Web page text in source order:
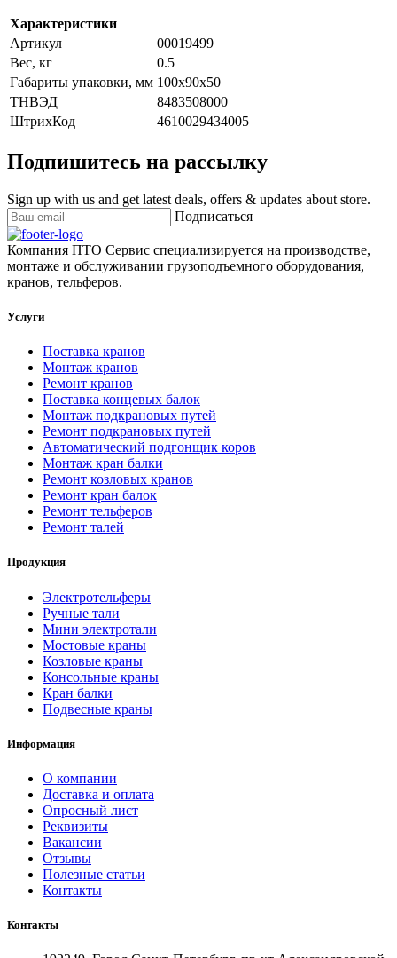
Характеристики
Артикул
00019499
Вес, кг
0.5
Габариты упаковки, мм 100х90х50
ТНВЭД
8483508000
ШтрихКод
4610029434005
Подпишитесь на рассылку
Sign up with us and get latest deals, offers & updates about store.
Подписаться
Компания ПТО Сервис специализируется на производстве,
монтаже и обслуживании грузоподъемного оборудования,
кранов, тельферов.
Услуги
Поставка кранов
Монтаж кранов
Ремонт кранов
Поставка концевых балок
Монтаж подкрановых путей
Ремонт подкрановых путей
Автоматический подгонщик коров
Монтаж кран балки
Ремонт козловых кранов
Ремонт кран балок
Ремонт тельферов
Ремонт талей
Продукция
Электротельферы
Ручные тали
Мини электротали
Мостовые краны
Козловые краны
Консольные краны
Кран балки
Подвесные краны
Информация
О компании
Доставка и оплата
Опросный лист
Реквизиты
Вакансии
Отзывы
Полезные статьи
Контакты
Контакты